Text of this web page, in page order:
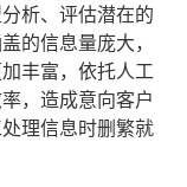
析、评估潜在的
的信息量庞大，
丰富，依托人工
，造成意向客户
理信息时删繁就